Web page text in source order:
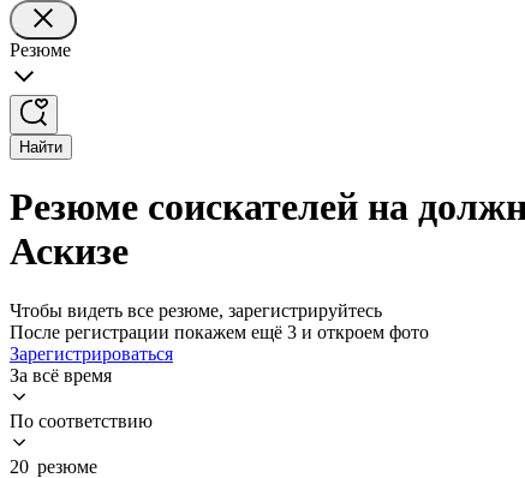
Резюме
Найти
Резюме соискателей на
Аскизе
Чтобы видеть все резюме, зарегистрируйтесь
После регистрации покажем ещё 3 и откроем фото
Зарегистрироваться
За всё время
По соответствию
20 резюме